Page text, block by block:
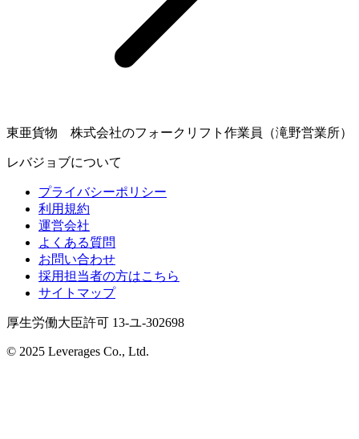
東亜貨物 株式会社のフォークリフト作業員（滝野営業所）
レバジョブについて
プライバシーポリシー
利用規約
運営会社
よくある質問
お問い合わせ
採用担当者の方はこちら
サイトマップ
厚生労働大臣許可 13-ユ-302698
© 2025 Leverages Co., Ltd.